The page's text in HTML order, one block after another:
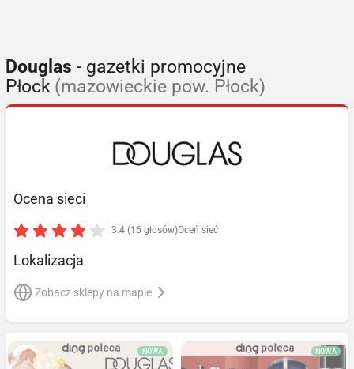
Douglas - gazetki promocyjne
Płock (mazowieckie pow. Płock)
Ocena sieci
3.4 (16 głosów)Oceń sieć
Lokalizacja
Zobacz sklepy na mapie
NOWA NOWA